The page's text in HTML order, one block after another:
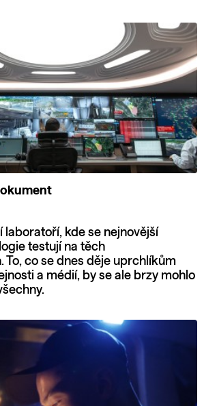
laboratoří, kde se nejnovější
testují na těch
To, co se dnes děje uprchlíkům
a médií, by se ale brzy mohlo